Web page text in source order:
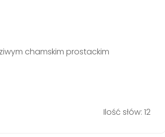
chamskim prostackim
Ilość słów: 12